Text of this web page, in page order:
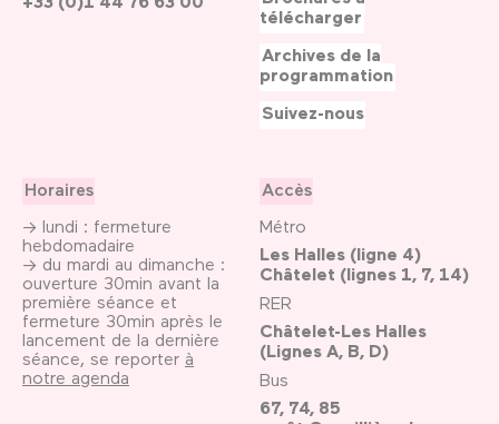
Horaires
→ lundi : fermeture
hebdomadaire
→ du mardi au dimanche :
ouverture 30min avant la
première séance et
fermeture 30min après le
lancement de la dernière
séance, se reporter à
notre agenda
Accès
Métro
Les Halles (ligne 4)
Châtelet (lignes 1, 7, 14)
RER
Châtelet-Les Halles
(Lignes A, B, D)
Bus
67, 74, 85
télécharger
Archives de la
programmation
Suivez-nous